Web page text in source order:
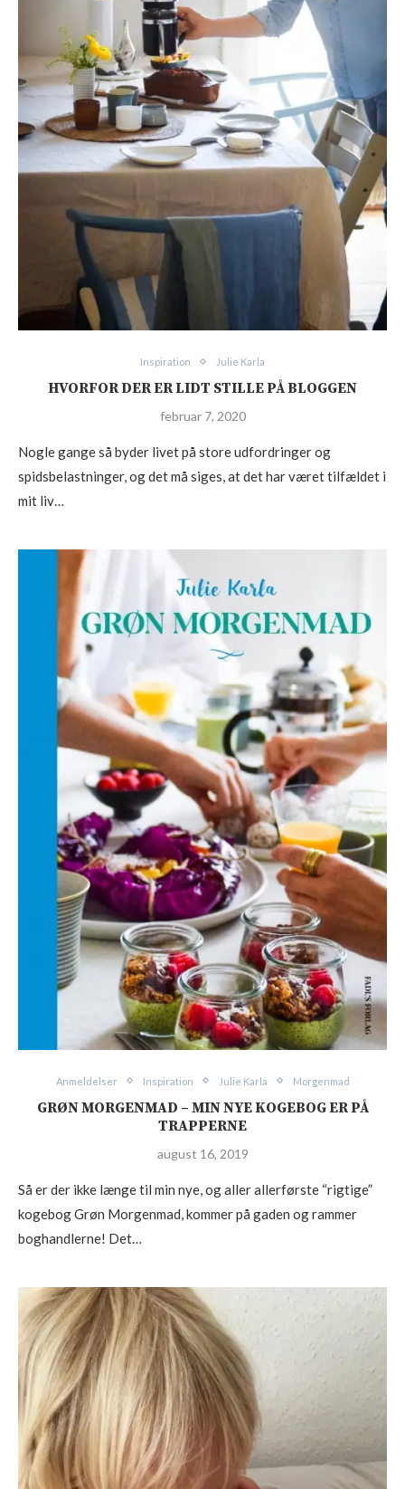
Inspiration Julie Karla
HVORFOR DER ER LIDT STILLE PÅ BLOGGEN
februar 7, 2020
Nogle gange så byder livet på store udfordringer og
spidsbelastninger, og det må siges, at det har været tilfældet i
mit liv…
Anmeldelser Inspiration Julie Karla Morgenmad
GRØN MORGENMAD – MIN NYE KOGEBOG ER PÅ
TRAPPERNE
august 16, 2019
Så er der ikke længe til min nye, og aller allerførste “rigtige”
kogebog Grøn Morgenmad, kommer på gaden og rammer
boghandlerne! Det…